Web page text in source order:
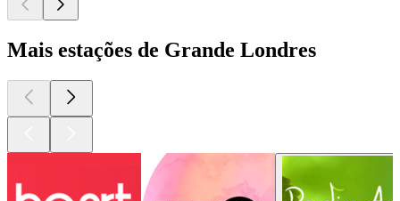
Mais estações de Grande Londres